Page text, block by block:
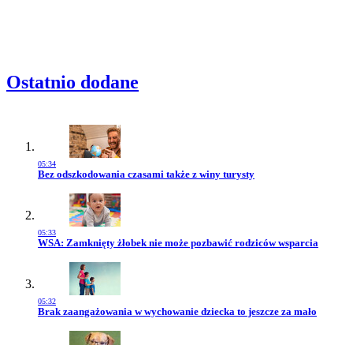
Ostatnio dodane
05:34
Przejdź do artykułu:
Bez odszkodowania czasami także z winy turysty
05:33
Przejdź do artykułu:
WSA: Zamknięty żłobek nie może pozbawić rodziców wsparcia
05:32
Przejdź do artykułu:
Brak zaangażowania w wychowanie dziecka to jeszcze za mało